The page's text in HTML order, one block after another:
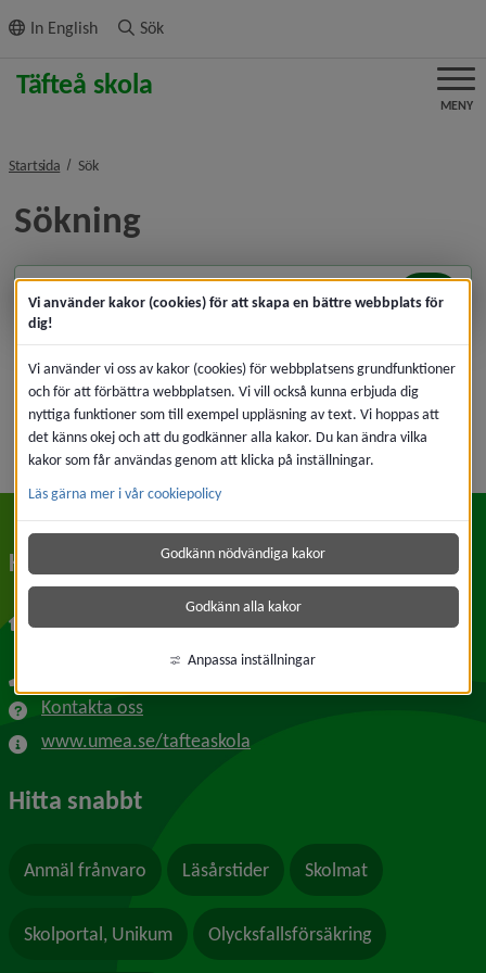
innehållet
In English Sök
MENY
Startsida Söknivå i brödsmulenavigeringen
Sökning
Sök
Kontakt
Kontakta oss
www.umea.se/tafteaskola
Hitta snabbt
Anmäl frånvaro Läsårstider Skolmat
Skolportal, Unikum Olycksfallsförsäkring
Vi använder kakor (cookies) för att skapa en bättre webbplats för
dig!
Vi använder vi oss av kakor (cookies) för webbplatsens grundfunktioner
och för att förbättra webbplatsen. Vi vill också kunna erbjuda dig
nyttiga funktioner som till exempel uppläsning av text. Vi hoppas att
det känns okej och att du godkänner alla kakor. Du kan ändra vilka
kakor som får användas genom att klicka på inställningar.
Läs gärna mer i vår cookiepolicy
Godkänn nödvändiga kakor
Godkänn alla kakor
Anpassa inställningar